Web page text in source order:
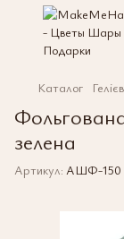
Каталог
зелена
Артикул: АШФ-150